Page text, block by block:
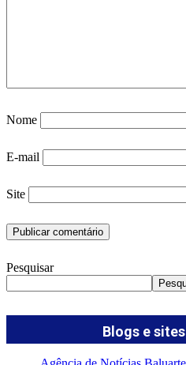
Nome
E-mail
Site
Pesquisar
Blogs e